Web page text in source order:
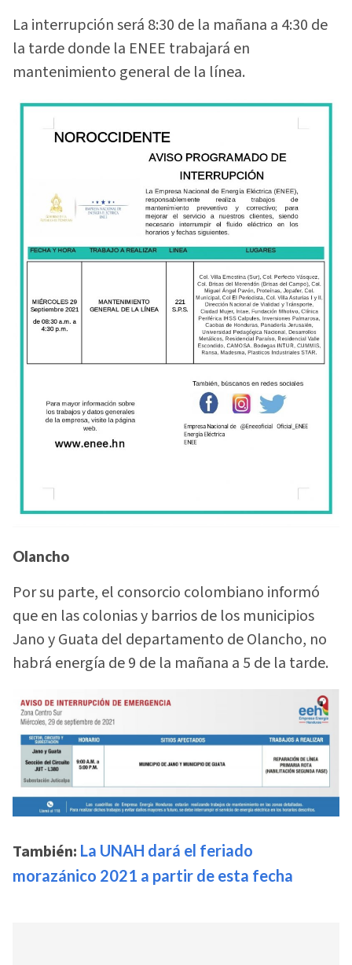
La interrupción será 8:30 de la mañana a 4:30 de
la tarde donde la ENEE trabajará en
mantenimiento general de la línea.
Olancho
Por su parte, el consorcio colombiano informó
que en las colonias y barrios de los municipios
Jano y Guata del departamento de Olancho, no
habrá energía de 9 de la mañana a 5 de la tarde.
También: La UNAH dará el feriado
morazánico 2021 a partir de esta fecha